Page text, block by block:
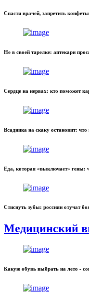
Спасти врачей, запретить
Не в своей тарелке: аптекари
Сердце на нервах: кто поможет
Всадника на скаку остановит:
Еда, которая «выключает» гены:
Стиснуть зубы: россиян отучат
Медицинский
Какую обувь выбрать на лето -